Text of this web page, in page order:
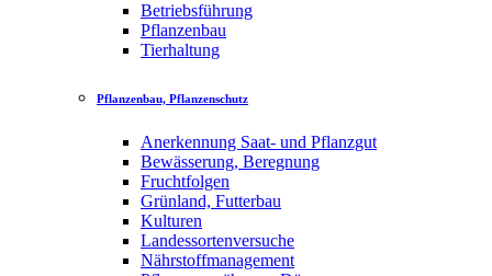
Betriebsführung
Pflanzenbau
Tierhaltung
Pflanzenbau, Pflanzenschutz
Anerkennung Saat- und Pflanzgut
Bewässerung, Beregnung
Fruchtfolgen
Grünland, Futterbau
Kulturen
Landessortenversuche
Nährstoffmanagement